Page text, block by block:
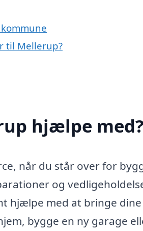
til Mellerup?
hjælpe med?
når du står over for
og
hjælpe med at bringe dine
bygge en ny garage